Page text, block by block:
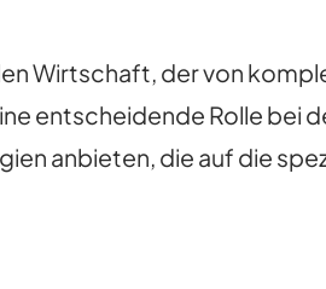
Wirtschaft, der von
entscheidende Rolle bei
anbieten, die auf die